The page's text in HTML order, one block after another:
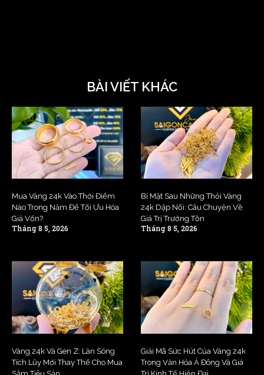
BÀI VIẾT KHÁC
Mua Vàng 24k Vào Thời Điểm
Nào Trong Năm Để Tối Ưu Hóa
Giá Vốn?
Tháng 8 5, 2026
Bí Mật Sau Những Thỏi Vàng
24k Dập Nổi: Câu Chuyện Về
Giá Trị Trường Tồn
Tháng 8 5, 2026
Vàng 24k Và Gen Z: Làn Sóng
Tích Lũy Mới Thay Thế Cho Mua
Giải Mã Sức Hút Của Vàng 24k
Trong Văn Hóa Á Đông Và Giá